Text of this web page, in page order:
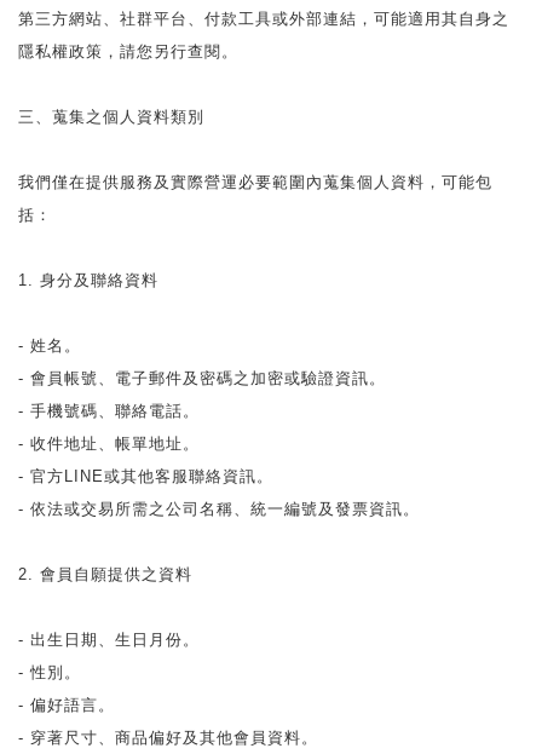
第三方網站、社群平台、付款工具或外部連結，可能適用其自身之
隱私權政策，請您另行查閱。
三、蒐集之個人資料類別
我們僅在提供服務及實際營運必要範圍內蒐集個人資料，可能包
括：
1. 身分及聯絡資料
- 姓名。
- 會員帳號、電子郵件及密碼之加密或驗證資訊。
- 手機號碼、聯絡電話。
- 收件地址、帳單地址。
- 官方LINE或其他客服聯絡資訊。
- 依法或交易所需之公司名稱、統一編號及發票資訊。
2. 會員自願提供之資料
- 出生日期、生日月份。
- 性別。
- 偏好語言。
- 穿著尺寸、商品偏好及其他會員資料。